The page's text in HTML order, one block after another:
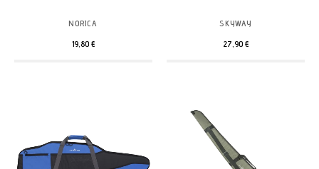
NORICA
19,80 €
SKYWAY
27,90 €